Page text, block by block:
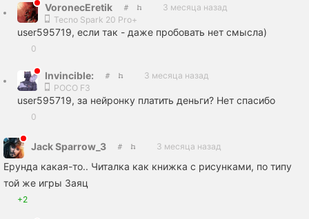
VoronecEretik
3 месяца назад
Tecno Spark 20 Pro+
user595719, если так - даже пробовать нет смысла)
0
Invincible:
3 месяца назад
POCO F3
user595719, за нейронку платить деньги? Нет спасибо
0
Jack Sparrow_3 3 месяца назад
Ерунда какая-то.. Читалка как книжка с рисунками, по типу
той же игры Заяц
+2